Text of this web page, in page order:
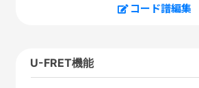
コード譜編集
U-FRET機能